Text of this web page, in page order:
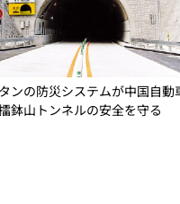
ンの防災システムが中国自動
鉢山トンネルの安全を守る